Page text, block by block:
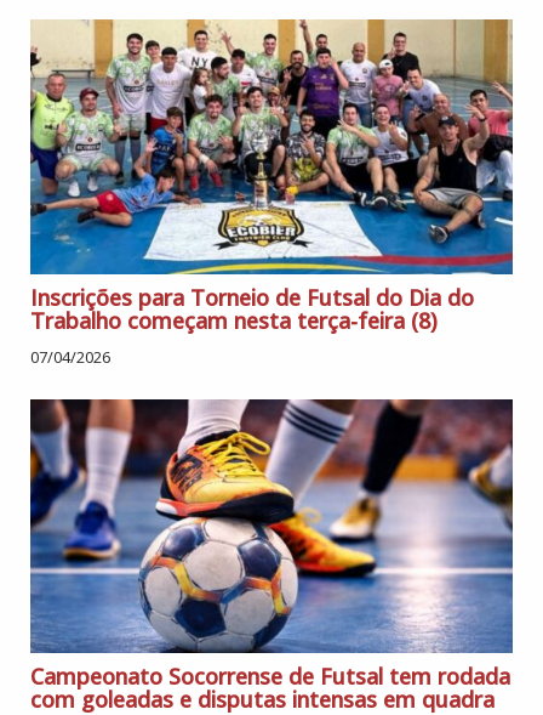
Inscrições para Torneio de Futsal do Dia do
Trabalho começam nesta terça-feira (8)
07/04/2026
Campeonato Socorrense de Futsal tem rodada
com goleadas e disputas intensas em quadra